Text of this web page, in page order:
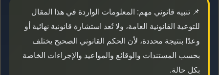
📌 تنبيه قانوني مهم: المعلومات الواردة في هذا المقال
للتوعية القانونية العامة، ولا تُعد استشارة قانونية نهائية أو
وعدًا بنتيجة محددة، لأن الحكم القانوني الصحيح يختلف
بحسب المستندات والوقائع والمواعيد والإجراءات الخاصة
بكل حالة.